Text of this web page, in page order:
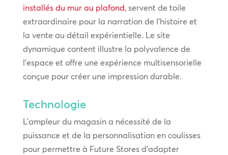
installés du mur au plafond,servent de toile
extraordinaire pour la narration de l’histoire et
la vente au détail expérientielle. Le site
dynamique content illustre la polyvalence de
l’espace et offre une expérience multisensorielle
conçue pour créer une impression durable.
Technologie
L’ampleur du magasin a nécessité de la
puissance et de la personnalisation en coulisses
pour permettre à Future Stores d’adapter